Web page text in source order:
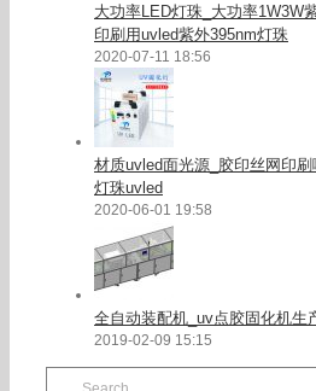
大功率LED灯珠_大功率1W3W
印刷用uvled紫外395nm灯珠
2020-07-11 18:56
材质uvled面光源_胶印丝网印
灯珠uvled
2020-06-01 19:58
全自动装配机_uv点胶固化机生
2019-02-09 15:15